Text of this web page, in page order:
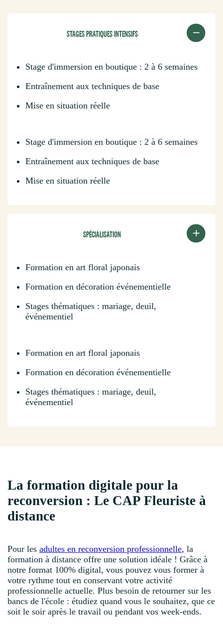
STAGES PRATIQUES INTENSIFS
Stage d'immersion en boutique : 2 à 6 semaines
Entraînement aux techniques de base
Mise en situation réelle
Stage d'immersion en boutique : 2 à 6 semaines
Entraînement aux techniques de base
Mise en situation réelle
SPÉCIALISATION
Formation en art floral japonais
Formation en décoration événementielle
Stages thématiques : mariage, deuil,
événementiel
Formation en art floral japonais
Formation en décoration événementielle
Stages thématiques : mariage, deuil,
événementiel
La formation digitale pour la
reconversion : Le CAP Fleuriste à
distance
Pour les adultes en reconversion professionnelle, la
formation à distance offre une solution idéale ! Grâce à
notre format 100% digital, vous pouvez vous former à
votre rythme tout en conservant votre activité
professionnelle actuelle. Plus besoin de retourner sur les
bancs de l'école : étudiez quand vous le souhaitez, que ce
soit le soir après le travail ou pendant vos week-ends.